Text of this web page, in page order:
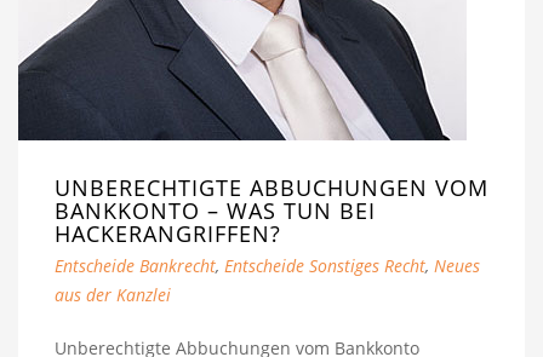
UNBERECHTIGTE ABBUCHUNGEN VOM
BANKKONTO – WAS TUN BEI
HACKERANGRIFFEN?
Entscheide Bankrecht, Entscheide Sonstiges Recht, Neues
aus der Kanzlei
Unberechtigte Abbuchungen vom Bankkonto